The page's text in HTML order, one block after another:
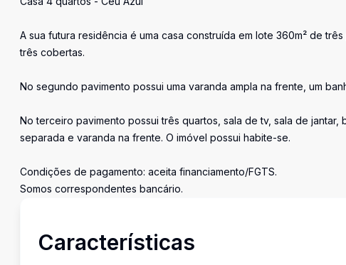
A sua futura residência é uma casa construída em lote 360m² de
três cobertas.
No segundo pavimento possui uma varanda ampla na frente, um
No terceiro pavimento possui três quartos, sala de tv, sala de
separada e varanda na frente. O imóvel possui habite-se.
Condições de pagamento: aceita financiamento/FGTS.
Somos correspondentes bancário.
Características